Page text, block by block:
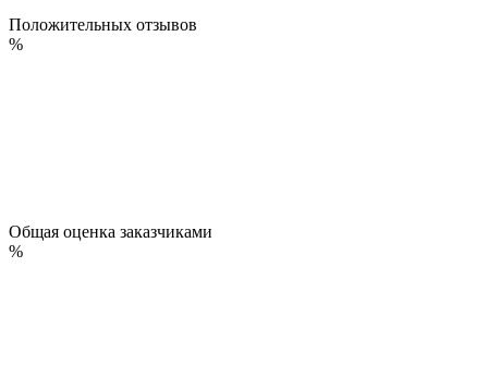
Положительных отзывов
%
Общая оценка заказчиками
%